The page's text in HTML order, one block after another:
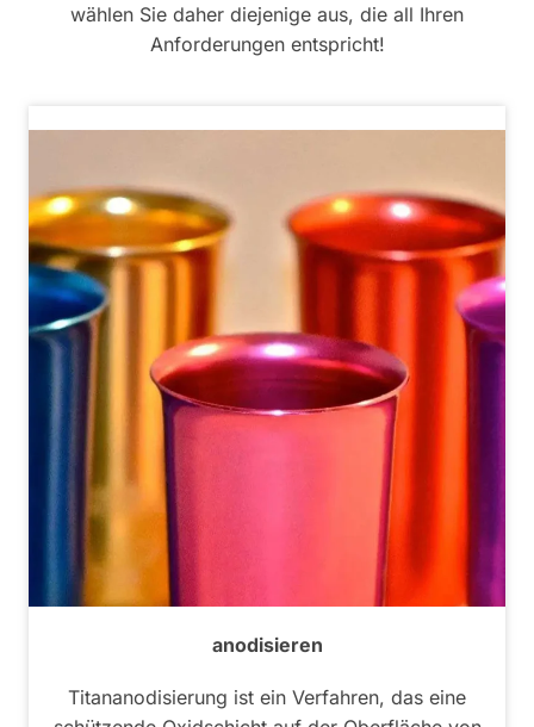
wählen Sie daher diejenige aus, die all Ihren
Anforderungen entspricht!
anodisieren
Titananodisierung ist ein Verfahren, das eine